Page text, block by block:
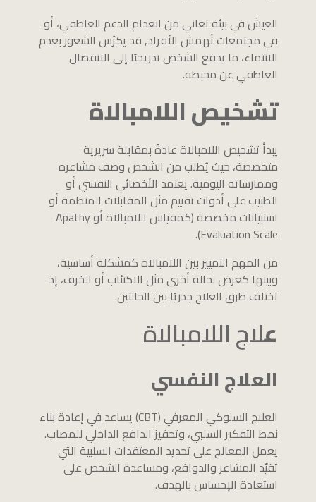
العيش في بيئة تعاني من انعدام الدعم العاطفي، أو
في مجتمعات تُهمش الأفراد, قد يكرّس الشعور بعدم
الانتماء، ما يدفع الشخص تدريجيًا إلى الانفصال
العاطفي عن محيطه.
تشخيص اللامبالاة
يبدأ تشخيص اللامبالاة عادةً بمقابلة سريرية
متخصصة، حيث يُطلب من الشخص وصف مشاعره
وممارساته اليومية. يعتمد الأخصائي النفسي أو
الطبيب على أدوات تقييم مثل المقابلات المنظمة أو
استبيانات مخصصة (كمقياس اللامبالاة أو Apathy
Evaluation Scale).
من المهم التمييز بين اللامبالاة كمشكلة أساسية،
وبينها كعرض لحالة أخرى مثل الاكتئاب أو الخرف، إذ
تختلف طرق العلاج جذريًا بين الحالتين.
علاج اللامبالاة
العلاج النفسي
العلاج السلوكي المعرفي (CBT) يساعد في إعادة بناء
نمط التفكير السلبي، وتحفيز الدافع الداخلي للمصاب.
يعمل المعالج على تحديد المعتقدات السلبية التي
تقيّد المشاعر والدوافع، ومساعدة الشخص على
استعادة الإحساس بالهدف.